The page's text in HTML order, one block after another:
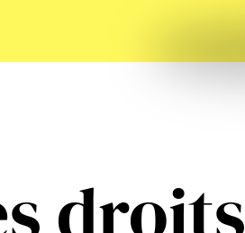
droits